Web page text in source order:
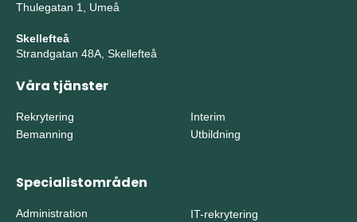
Thulegatan 1, Umeå
Skellefteå
Strandgatan 48A, Skellefteå
Våra tjänster
Rekrytering
Bemanning
Interim
Utbildning
Specialistområden
Administration
IT-rekrytering